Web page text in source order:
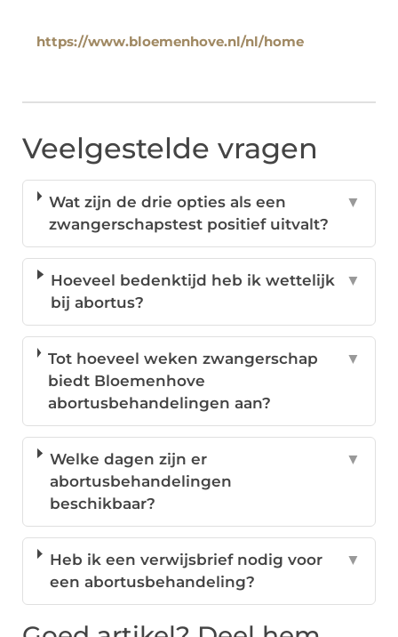
https://www.bloemenhove.nl/nl/home
Veelgestelde vragen
Wat zijn de drie opties als een
zwangerschapstest positief uitvalt?
▼
Hoeveel bedenktijd heb ik wettelijk
bij abortus?
▼
Tot hoeveel weken zwangerschap
biedt Bloemenhove
abortusbehandelingen aan?
▼
Welke dagen zijn er
abortusbehandelingen
beschikbaar?
▼
Heb ik een verwijsbrief nodig voor
een abortusbehandeling?
▼